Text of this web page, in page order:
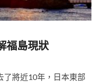
福島現狀
了將近10年，日本東部